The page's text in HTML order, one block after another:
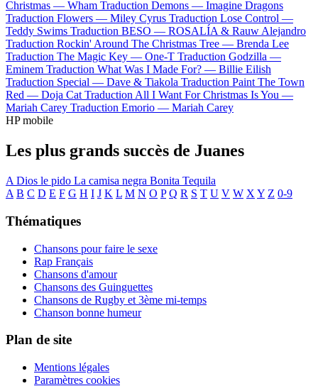
Christmas — Wham Traduction Demons — Imagine Dragons
Traduction Flowers — Miley Cyrus Traduction Lose Control —
Teddy Swims Traduction BESO — ROSALÍA & Rauw Alejandro
Traduction Rockin' Around The Christmas Tree — Brenda Lee
Traduction The Magic Key — One-T Traduction Godzilla —
Eminem Traduction What Was I Made For? — Billie Eilish
Traduction Special — Dave & Tiakola Traduction Paint The Town
Red — Doja Cat Traduction All I Want For Christmas Is You —
Mariah Carey Traduction Emorio — Mariah Carey
HP mobile
Les plus grands succès de Juanes
A Dios le pido La camisa negra Bonita Tequila
A B C D E F G H I J K L M N O P Q R S T U V W X Y Z 0-9
Thématiques
Chansons pour faire le sexe
Rap Français
Chansons d'amour
Chansons des Guinguettes
Chansons de Rugby et 3ème mi-temps
Chanson bonne humeur
Plan de site
Mentions légales
Paramètres cookies